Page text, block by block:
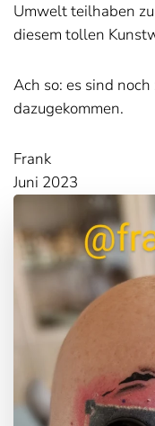
Umwelt teilhaben
diesem tollen
Ach so: es sind
dazugekommen.
Frank
Juni 2023